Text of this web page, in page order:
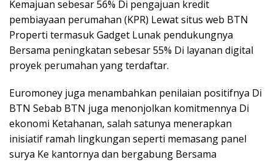
Kemajuan sebesar 56% Di pengajuan kredit
pembiayaan perumahan (KPR) Lewat situs web BTN
Properti termasuk Gadget Lunak pendukungnya
Bersama peningkatan sebesar 55% Di layanan digital
proyek perumahan yang terdaftar.
Euromoney juga menambahkan penilaian positifnya Di
BTN Sebab BTN juga menonjolkan komitmennya Di
ekonomi Ketahanan, salah satunya menerapkan
inisiatif ramah lingkungan seperti memasang panel
surya Ke kantornya dan bergabung Bersama